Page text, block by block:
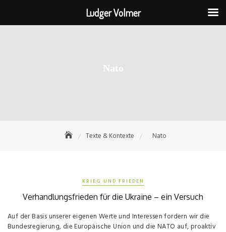
Nato
Texte & Kontexte Nato
KRIEG UND FRIEDEN
Verhandlungsfrieden für die Ukraine – ein Versuch
Auf der Basis unserer eigenen Werte und Interessen fordern wir die
Bundesregierung, die Europäische Union und die NATO auf, proaktiv
Ludger Volmer